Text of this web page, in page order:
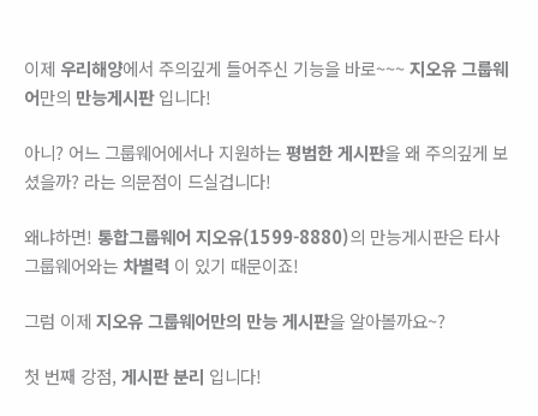
이제 우리해양에서 주의깊게 들어주신 기능을 바로~~~지오유 그룹웨
어만의 만능게시판입니다!
아니? 어느 그룹웨어에서나 지원하는평범한 게시판을 왜 주의깊게 보
셨을까? 라는 의문점이 드실겁니다!
왜냐하면! 통합그룹웨어 지오유(1599-8880)의 만능게시판은 타사
그룹웨어와는 차별력 이 있기 때문이죠!
그럼 이제 지오유 그룹웨어만의 만능 게시판을 알아볼까요~?
첫 번째 강점, 게시판 분리 입니다!